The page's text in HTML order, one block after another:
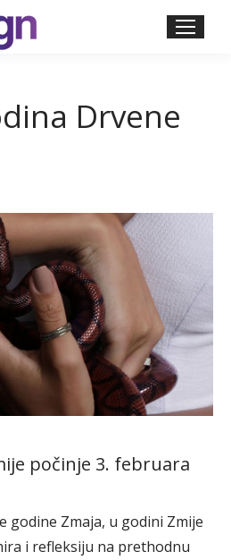
Drvene
počinje 3. februara
godine Zmaja, u godini Zmije
i refleksiju na prethodnu